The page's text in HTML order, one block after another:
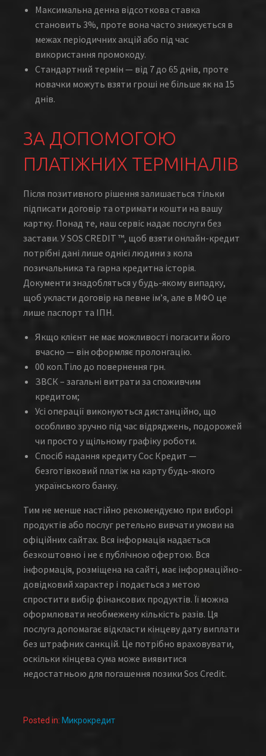
Максимальна денна відсоткова ставка
становить 3%, проте вона часто знижується в
межах періодичних акцій або під час
використання промокоду.
Стандартний термін — від 7 до 65 днів, проте
новачки можуть взяти гроші не більше як на 15
днів.
ЗА ДОПОМОГОЮ
ПЛАТІЖНИХ ТЕРМІНАЛІВ
Після позитивного рішення залишається тільки
підписати договір та отримати кошти на вашу
картку. Понад те, наш сервіс надає послуги без
застави. У SOS CREDIT ™, щоб взяти онлайн-кредит
потрібні дані лише однієї людини з кола
позичальника та гарна кредитна історія.
Документи знадобляться у будь-якому випадку,
щоб укласти договір на певне ім’я, але в МФО це
лише паспорт та ІПН.
Якщо клієнт не має можливості погасити його
вчасно — він оформляє пролонгацію.
00 коп.Тіло до повернення грн.
ЗВСК – загальні витрати за споживчим
кредитом;
Усі операції виконуються дистанційно, що
особливо зручно під час відряджень, подорожей
чи просто у щільному графіку роботи.
Спосіб надання кредиту Сос Кредит —
безготівковий платіж на карту будь-якого
українського банку.
Тим не менше настійно рекомендуємо при виборі
продуктів або послуг ретельно вивчати умови на
офіційних сайтах. Вся інформація надається
безкоштовно і не є публічною офертою. Вся
інформація, розміщена на сайті, має інформаційно-
довідковий характер і подається з метою
спростити вибір фінансових продуктів. Її можна
оформлювати необмежену кількість разів. Ця
послуга допомагає відкласти кінцеву дату виплати
без штрафних санкцій. Це потрібно враховувати,
оскільки кінцева сума може виявитися
недостатньою для погашення позики Sos Credit.
Posted in: Микрокредит